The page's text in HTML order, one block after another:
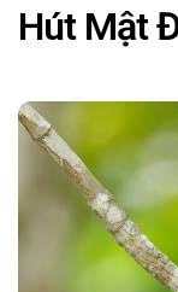
Hút Mật